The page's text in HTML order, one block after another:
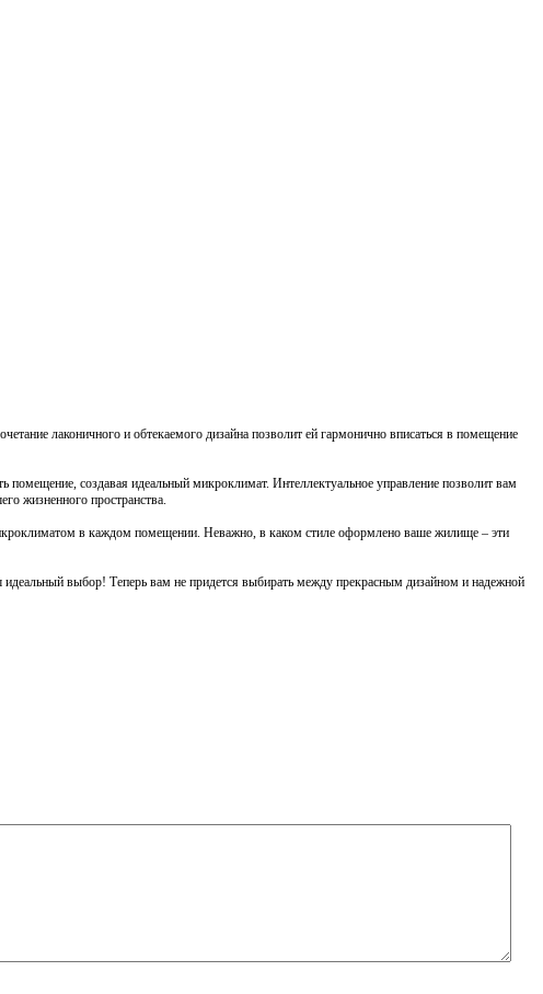
лаконичного и обтекаемого дизайна позволит ей гармонично вписаться в помещение
создавая идеальный микроклимат. Интеллектуальное управление позволит вам
жизненного пространства.
в каждом помещении. Неважно, в каком стиле оформлено ваше жилище – эти
идеальный выбор! Теперь вам не придется выбирать между прекрасным дизайном и надежной